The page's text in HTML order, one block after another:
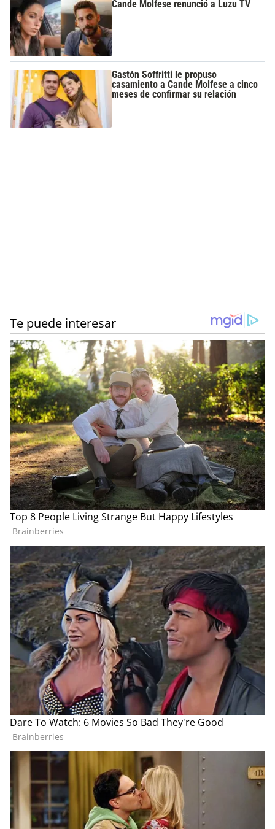
Cande Molfese renunció a Luzu TV
Gastón Soffritti le propuso
casamiento a Cande Molfese a cinco
meses de confirmar su relación